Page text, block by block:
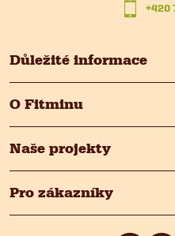
Důležité informace
O Fitminu
Naše projekty
Pro zákazníky
+420